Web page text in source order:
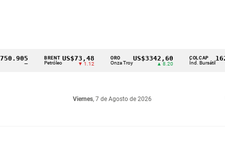
BRENT
Petróleo
US$73,48
▼ 1.12 Onza Troy
US$3342,60
▲ 8.20
COLCAP
Índ. Bursátil
Viernes, 7 de Agosto de 2026